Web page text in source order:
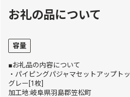
お礼の品について
容量
■お礼品の内容について
・パイピングパジャマセットアップ
グレー[1枚]
加工地:岐阜県羽島郡笠松町